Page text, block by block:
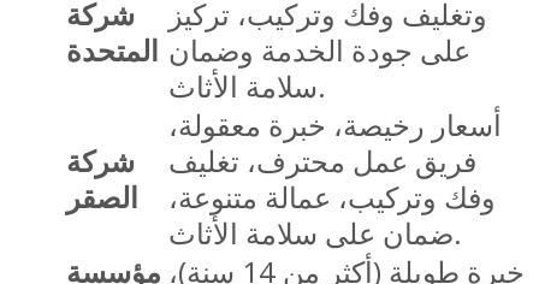
شركة
المتحدة
وتغليف وفك وتركيب، تركيز
على جودة الخدمة وضمان
سلامة الأثاث.
شركة
الصقر
أسعار رخيصة، خبرة معقولة،
فريق عمل محترف، تغليف
وفك وتركيب، عمالة متنوعة،
ضمان على سلامة الأثاث.
مؤسسة خبرة طويلة (أكثر من 14 سنة)،